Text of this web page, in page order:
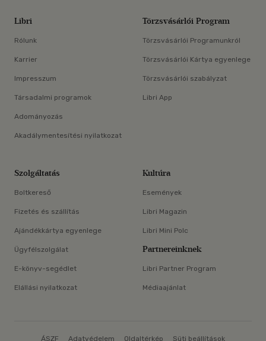
Libri
Rólunk
Karrier
Impresszum
Társadalmi programok
Adományozás
Akadálymentesítési nyilatkozat
Törzsvásárlói Program
Törzsvásárlói Programunkról
Törzsvásárlói Kártya egyenlege
Törzsvásárlói szabályzat
Libri App
Szolgáltatás
Boltkereső
Fizetés és szállítás
Ajándékkártya egyenlege
Ügyfélszolgálat
E-könyv-segédlet
Elállási nyilatkozat
Kultúra
Események
Libri Magazin
Libri Mini Polc
Partnereinknek
Libri Partner Program
Médiaajánlat
ÁSZF Adatvédelem Oldaltérkép Süti beállítások